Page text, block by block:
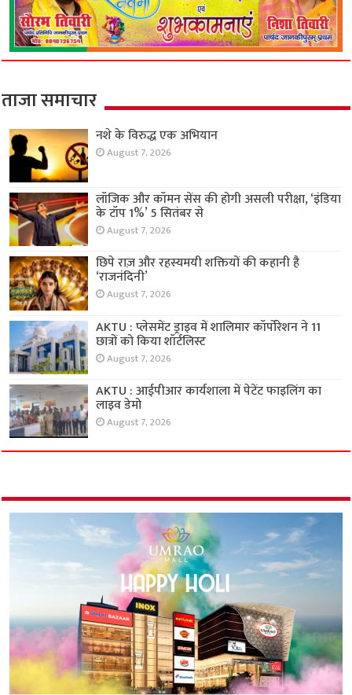
ताजा समाचार
नशे के विरुद्ध एक अभियान
August 7, 2026
लॉजिक और कॉमन सेंस की होगी असली परीक्षा, ‘इंडिया
के टॉप 1%’ 5 सितंबर से
August 7, 2026
छिपे राज़ और रहस्यमयी शक्तियों की कहानी है
‘राजनंदिनी’
August 7, 2026
AKTU : प्लेसमेंट ड्राइव में शालिमार कॉर्पोरेशन ने 11
छात्रों को किया शॉर्टलिस्ट
August 7, 2026
AKTU : आईपीआर कार्यशाला में पेटेंट फाइलिंग का
लाइव डेमो
August 7, 2026